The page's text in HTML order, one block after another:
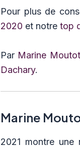
Pour plus de
2020 et notre top
Par Marine Moutot
Dachary.
Marine
2021 montre une